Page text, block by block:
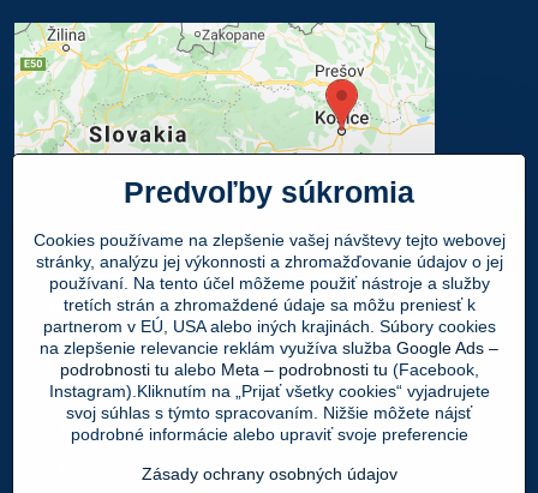
Osobný odber
Navštívte našu predajňu - SHOWROOM
Obuv LEON, Mlynská 21, 040 01 Košice
Váš Objednaný tovar si môžete ZADARMO
vyzdvihnúť v PO - PIA 9:00 - 17:00 hod.
Predvoľby súkromia
Cookies používame na zlepšenie vašej návštevy tejto webovej
stránky, analýzu jej výkonnosti a zhromažďovanie údajov o jej
používaní. Na tento účel môžeme použiť nástroje a služby
tretích strán a zhromaždené údaje sa môžu preniesť k
partnerom v EÚ, USA alebo iných krajinách. Súbory cookies
na zlepšenie relevancie reklám využíva služba Google Ads –
podrobnosti tu alebo Meta – podrobnosti tu (Facebook,
Instagram).Kliknutím na „Prijať všetky cookies“ vyjadrujete
svoj súhlas s týmto spracovaním. Nižšie môžete nájsť
podrobné informácie alebo upraviť svoje preferencie
Zásady ochrany osobných údajov